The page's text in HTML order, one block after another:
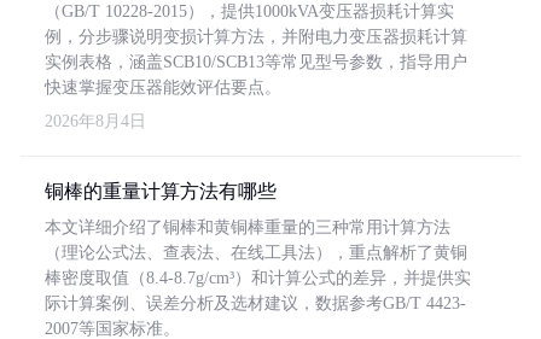
（GB/T 10228-2015），提供1000kVA变压器损耗计算实
例，分步骤说明变损计算方法，并附电力变压器损耗计算
实例表格，涵盖SCB10/SCB13等常见型号参数，指导用户
快速掌握变压器能效评估要点。
2026年8月4日
铜棒的重量计算方法有哪些
本文详细介绍了铜棒和黄铜棒重量的三种常用计算方法
（理论公式法、查表法、在线工具法），重点解析了黄铜
棒密度取值（8.4-8.7g/cm³）和计算公式的差异，并提供实
际计算案例、误差分析及选材建议，数据参考GB/T 4423-
2007等国家标准。